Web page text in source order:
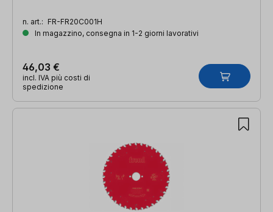
n. art.: FR-FR20C001H
In magazzino, consegna in 1-2 giorni lavorativi
46,03 €
incl. IVA più costi di
spedizione